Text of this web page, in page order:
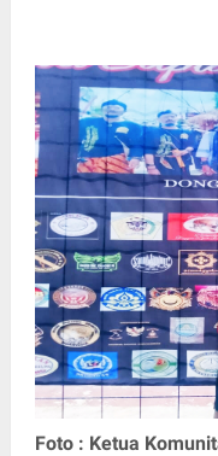
Foto : Ketua